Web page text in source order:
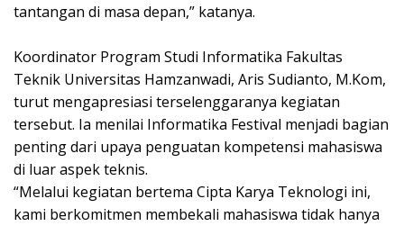
tantangan di masa depan,” katanya.
Koordinator Program Studi Informatika Fakultas
Teknik Universitas Hamzanwadi, Aris Sudianto, M.Kom,
turut mengapresiasi terselenggaranya kegiatan
tersebut. Ia menilai Informatika Festival menjadi bagian
penting dari upaya penguatan kompetensi mahasiswa
di luar aspek teknis.
“Melalui kegiatan bertema Cipta Karya Teknologi ini,
kami berkomitmen membekali mahasiswa tidak hanya